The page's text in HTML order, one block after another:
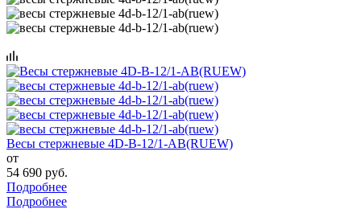
Весы стержневые 4D-B-12/1-AB(RUEW)
от
54 690 руб.
Подробнее
Подробнее